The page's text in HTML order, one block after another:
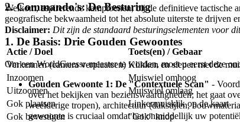
2. Commando's: De Besturing
Disclaimer: Dit zijn de standaard besturingselementen voor
Actie / Doel
Toets(en) / Gebaar
Verkennen (camera verplaatsen) Klikken en slepen met de
Inzoomen
Muiswiel omhoog
Uitzoomen
Muiswiel omlaag
Gok plaatsen
Linkermuisklik op de kaart
Gok bevestigen
"Gok" knop
Welkom, aspirerende kampioenen, bij de definitieve
geografische bekwaamheid tot het absolute uiterste te drijven
1. De Basis: Drie Gouden Gewoontes
Om een WorldGuessr-meester te worden, moet u eerst deze
Gouden Gewoonte 1: De "Contextuele Scan" -
over het bekijken van bezienswaardigheden; het gaat
weelderige tropen), architectuur (dakstijlen,
gewoonte is cruciaal omdat het onmiddellijk uw